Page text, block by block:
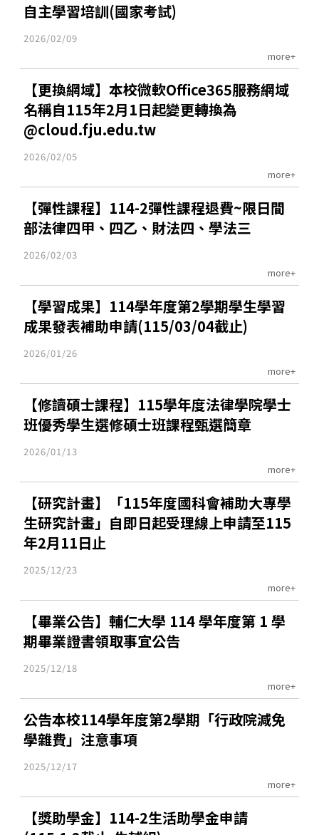
自主學習培訓(國家考試)
2026/02/09
more+
【更換網域】本校微軟Office365服務網域
名稱自115年2月1日起變更轉換為
@cloud.fju.edu.tw
2026/02/05
more+
【彈性課程】114-2彈性課程退費~限日間
部法律四甲、四乙、財法四、學法三
2026/02/03
more+
【學習成果】114學年度第2學期學生學習
成果發表補助申請(115/03/04截止)
2026/01/26
more+
【修讀碩士課程】115學年度法律學院學士
班優秀學生選修碩士班課程甄選簡章
2026/01/13
more+
【研究計畫】「115年度國科會補助大專學
生研究計畫」自即日起受理線上申請至115
年2月11日止
2025/12/23
more+
【畢業公告】輔仁大學 114 學年度第 1 學
期畢業證書領取事宜公告
2025/12/18
more+
公告本校114學年度第2學期「行政院減免
學雜費」注意事項
2025/12/17
more+
【獎助學金】114-2生活助學金申請